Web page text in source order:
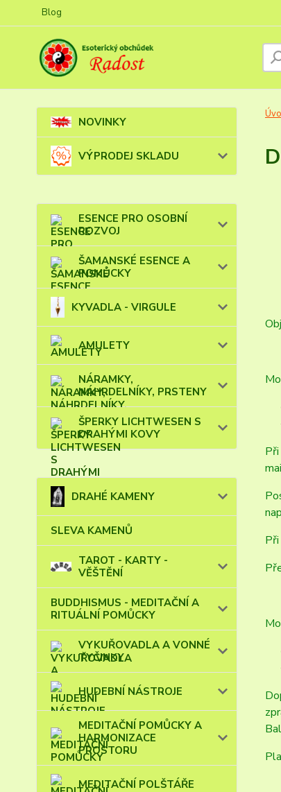
Blog
NOVINKY
VÝPRODEJ SKLADU
ESENCE PRO OSOBNÍ
ROZVOJ
ŠAMANSKÉ ESENCE A
POMŮCKY
KYVADLA - VIRGULE
AMULETY
NÁRAMKY,
NÁHRDELNÍKY, PRSTENY
ŠPERKY LICHTWESEN S
DRAHÝMI KOVY
DRAHÉ KAMENY
SLEVA KAMENŮ
TAROT - KARTY -
VĚŠTĚNÍ
BUDDHISMUS - MEDITAČNÍ A
RITUÁLNÍ POMŮCKY
VYKUŘOVADLA A VONNÉ
TYČINKY
HUDEBNÍ NÁSTROJE
MEDITAČNÍ POMŮCKY A
HARMONIZACE
PROSTORU
MEDITAČNÍ POLŠTÁŘE